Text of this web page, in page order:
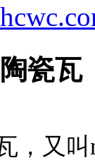
瓷瓦
，又